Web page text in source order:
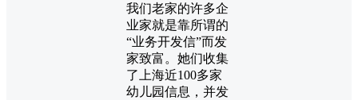
我们老家的许多企
业家就是靠所谓的
“业务开发信”而发
家致富。她们收集
了上海近100多家
幼儿园信息，并发